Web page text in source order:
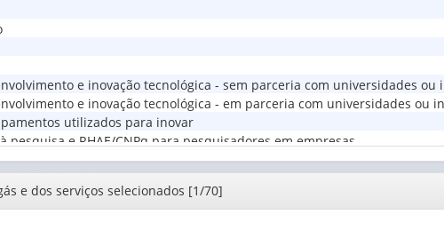
e inovação tecnológica - sem parceria com universidades
e inovação tecnológica - em parceria com universidades ou
utilizados para inovar
e RHAE/CNPq para pesquisadores em empresas
e dos serviços selecionados [1/70]